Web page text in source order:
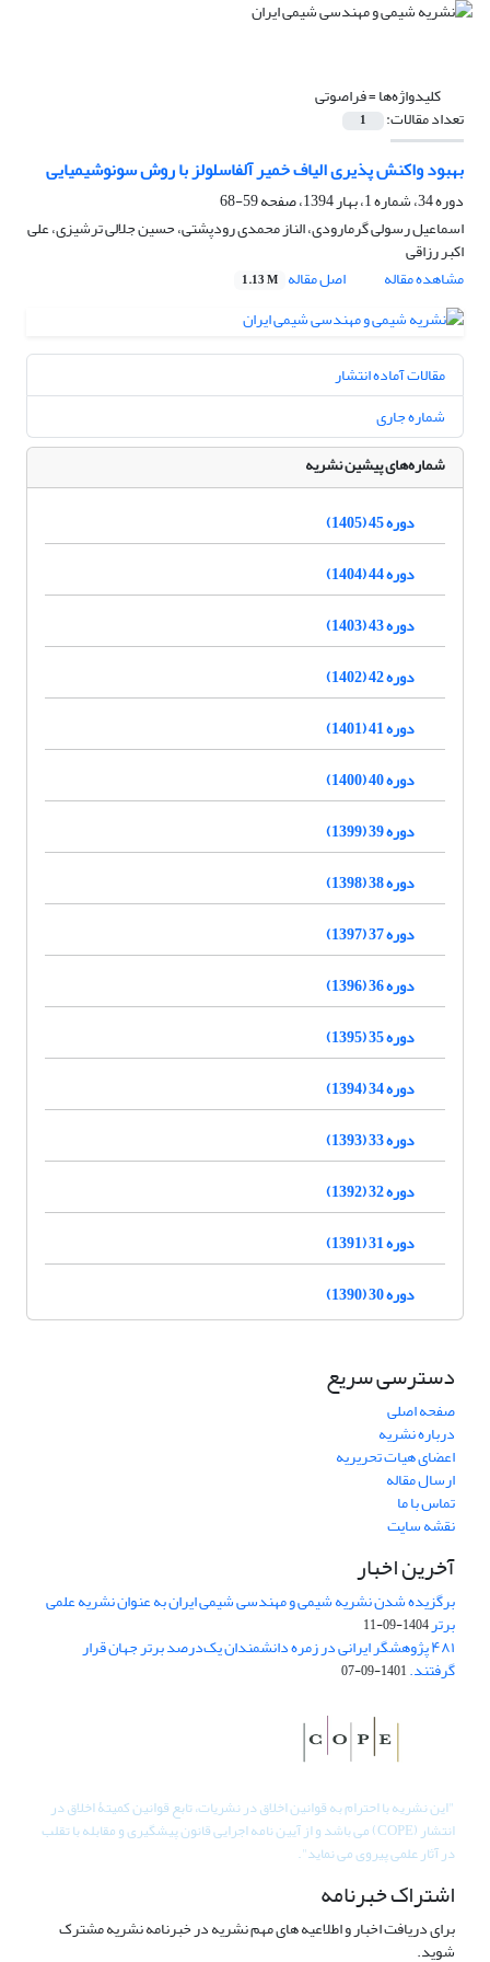
کلیدواژه‌ها =فراصوتی
تعداد مقالات: 1
بهبود واکنش پذیری الیاف خمیر آلفاسلولز با روش سونوشیمیایی
دوره 34، شماره 1، بهار 1394، صفحه
59-68
اسماعیل رسولی گرمارودی، الناز محمدی رودپشتی، حسین جلالی ترشیزی، علی
اکبر رزاقی
مشاهده مقاله
اصل مقاله 1.13 M
مقالات آماده انتشار
شماره جاری
شماره‌های پیشین نشریه
دوره 45 (1405)
دوره 44 (1404)
دوره 43 (1403)
دوره 42 (1402)
دوره 41 (1401)
دوره 40 (1400)
دوره 39 (1399)
دوره 38 (1398)
دوره 37 (1397)
دوره 36 (1396)
دوره 35 (1395)
دوره 34 (1394)
دوره 33 (1393)
دوره 32 (1392)
دوره 31 (1391)
دوره 30 (1390)
دسترسی سریع
صفحه اصلی
درباره نشریه
اعضای هیات تحریریه
ارسال مقاله
تماس با ما
نقشه سایت
آخرین اخبار
برگزیده شدن نشریه شیمی و مهندسی شیمی ایران به عنوان نشریه علمی
برتر1404-09-11
۴۸۱ پژوهشگر ایرانی در زمره دانشمندان یک‌درصد برتر جهان قرار
گرفتند.1401-09-07
"این نشریه با احترام به قوانین اخلاق در نشریات، تابع قوانین کمیتۀ اخلاق در
انتشار (COPE) می باشد و از آیین نامه اجرایی قانون پیشگیری و مقابله با تقلب
در آثار علمی پیروی می نماید".
اشتراک خبرنامه
برای دریافت اخبار و اطلاعیه های مهم نشریه در خبرنامه نشریه مشترک
شوید.